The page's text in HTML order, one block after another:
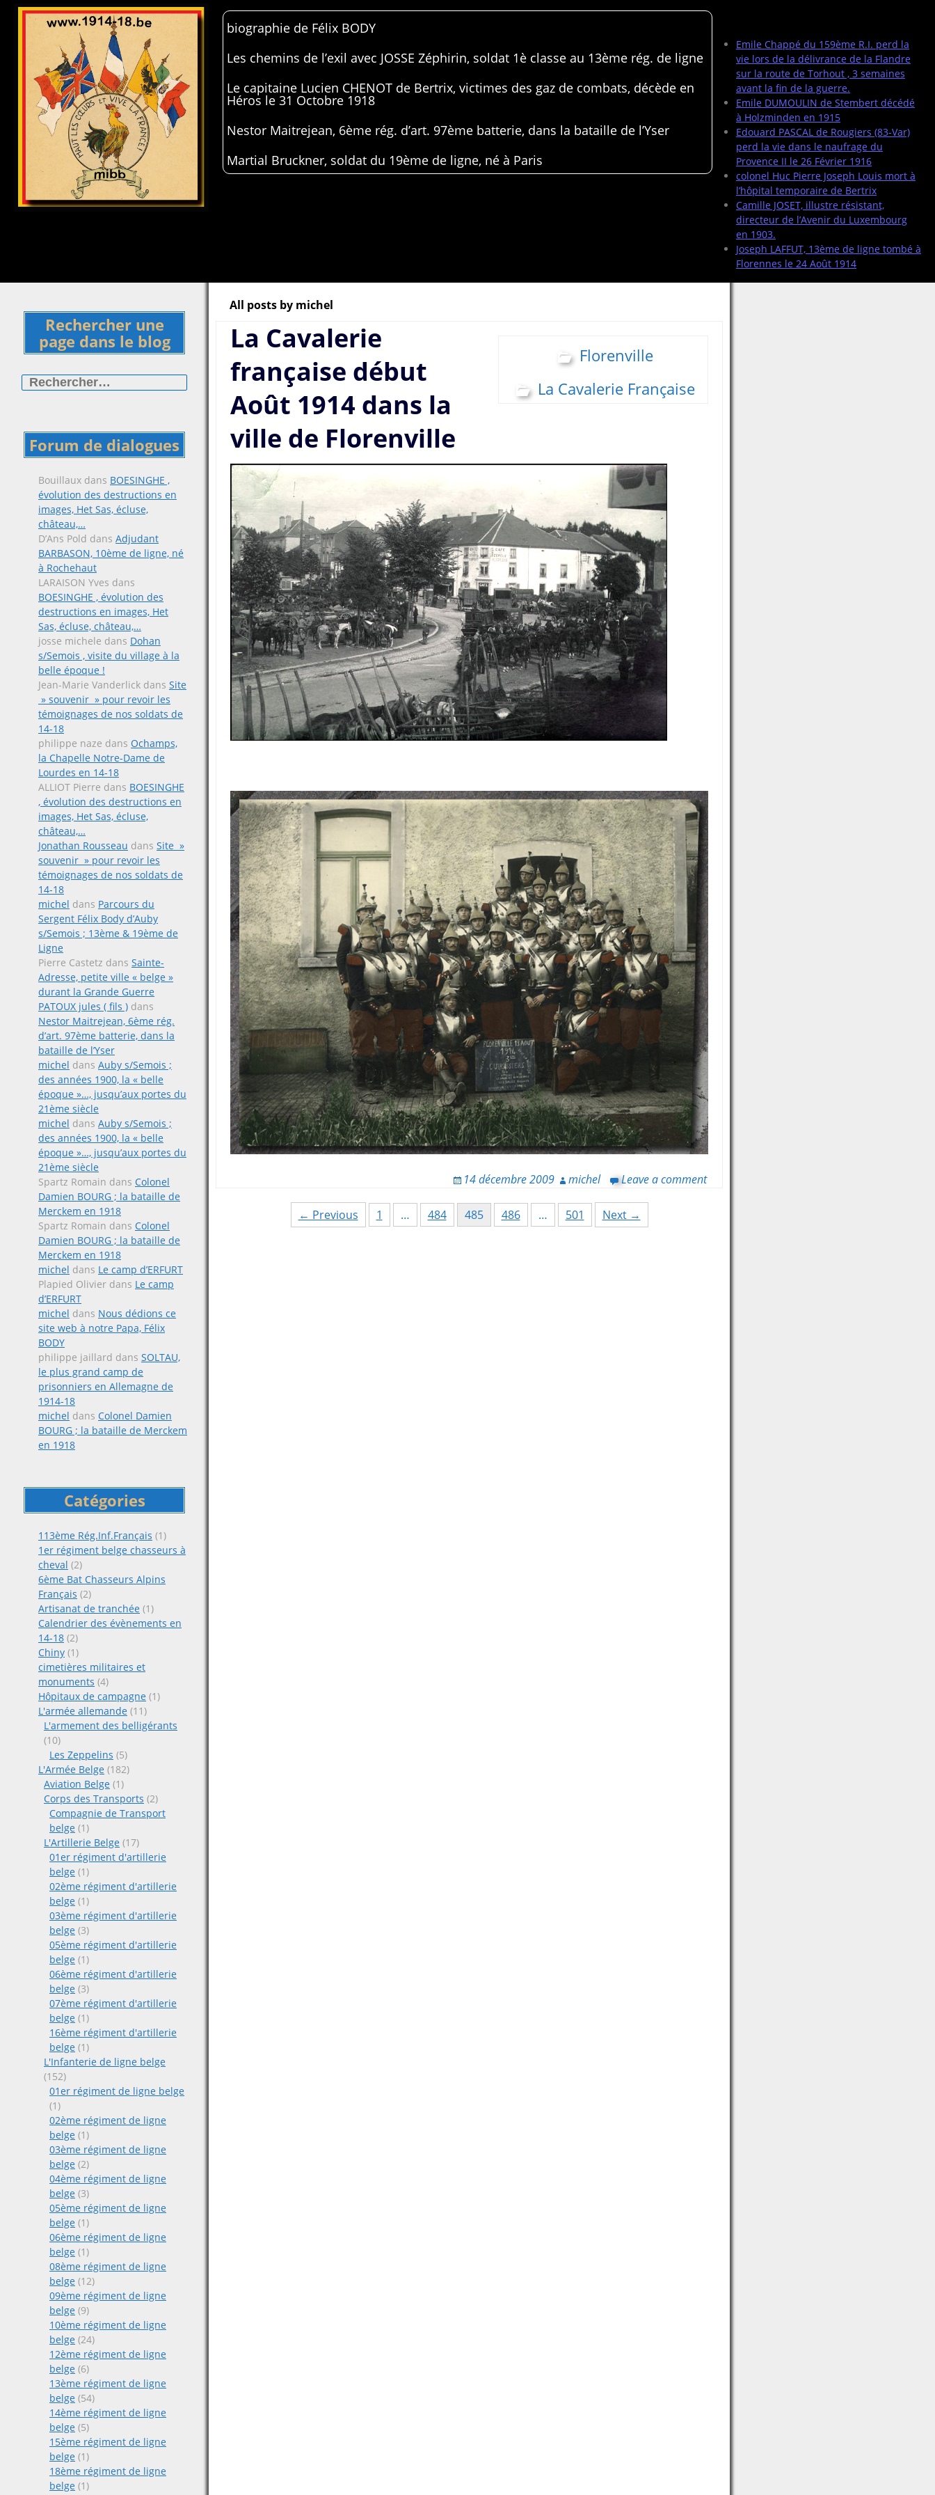
Emile Chappé du 159ème R.I. perd la
vie lors de la délivrance de la Flandre
sur la route de Torhout , 3 semaines
avant la fin de la guerre.
Emile DUMOULIN de Stembert décédé
à Holzminden en 1915
Edouard PASCAL de Rougiers (83-Var)
perd la vie dans le naufrage du
Provence II le 26 Février 1916
colonel Huc Pierre Joseph Louis mort à
l’hôpital temporaire de Bertrix
Camille JOSET, illustre résistant,
directeur de l’Avenir du Luxembourg
en 1903.
Joseph LAFFUT, 13ème de ligne tombé à
Florennes le 24 Août 1914
biographie de Félix BODY
Les chemins de l’exil avec JOSSE Zéphirin, soldat 1è classe au 13ème rég. de ligne
Le capitaine Lucien CHENOT de Bertrix, victimes des gaz de combats, décède en
Héros le 31 Octobre 1918
Nestor Maitrejean, 6ème rég. d’art. 97ème batterie, dans la bataille de l’Yser
Martial Bruckner, soldat du 19ème de ligne, né à Paris
Rechercher une
page dans le blog
Forum de dialogues
Bouillaux dans BOESINGHE ,
évolution des destructions en
images, Het Sas, écluse,
château,…
D’Ans Pold dans Adjudant
BARBASON, 10ème de ligne, né
à Rochehaut
LARAISON Yves dans
BOESINGHE , évolution des
destructions en images, Het
Sas, écluse, château,…
josse michele dans Dohan
s/Semois , visite du village à la
belle époque !
Jean-Marie Vanderlick dans Site
» souvenir » pour revoir les
témoignages de nos soldats de
14-18
philippe naze dans Ochamps,
la Chapelle Notre-Dame de
Lourdes en 14-18
ALLIOT Pierre dans BOESINGHE
, évolution des destructions en
images, Het Sas, écluse,
château,…
Jonathan Rousseau dans Site »
souvenir » pour revoir les
témoignages de nos soldats de
14-18
michel dans Parcours du
Sergent Félix Body d’Auby
s/Semois ; 13ème & 19ème de
Ligne
Pierre Castetz dans Sainte-
Adresse, petite ville « belge »
durant la Grande Guerre
PATOUX jules ( fils ) dans
Nestor Maitrejean, 6ème rég.
d’art. 97ème batterie, dans la
bataille de l’Yser
michel dans Auby s/Semois ;
des années 1900, la « belle
époque »…, jusqu’aux portes du
21ème siècle
michel dans Auby s/Semois ;
des années 1900, la « belle
époque »…, jusqu’aux portes du
21ème siècle
Spartz Romain dans Colonel
Damien BOURG ; la bataille de
Merckem en 1918
Spartz Romain dans Colonel
Damien BOURG ; la bataille de
Merckem en 1918
michel dans Le camp d’ERFURT
Plapied Olivier dans Le camp
d’ERFURT
michel dans Nous dédions ce
site web à notre Papa, Félix
BODY
philippe jaillard dans SOLTAU,
le plus grand camp de
prisonniers en Allemagne de
1914-18
michel dans Colonel Damien
BOURG ; la bataille de Merckem
en 1918
Catégories
113ème Rég.Inf.Français (1)
1er régiment belge chasseurs à
cheval (2)
6ème Bat Chasseurs Alpins
Français (2)
Artisanat de tranchée (1)
Calendrier des évènements en
14-18 (2)
Chiny (1)
cimetières militaires et
monuments (4)
Hôpitaux de campagne (1)
L'armée allemande (11)
L'armement des belligérants
(10)
Les Zeppelins (5)
L'Armée Belge (182)
Aviation Belge (1)
Corps des Transports (2)
Compagnie de Transport
belge (1)
L'Artillerie Belge (17)
01er régiment d'artillerie
belge (1)
02ème régiment d'artillerie
belge (1)
03ème régiment d'artillerie
belge (3)
05ème régiment d'artillerie
belge (1)
06ème régiment d'artillerie
belge (3)
07ème régiment d'artillerie
belge (1)
16ème régiment d'artillerie
belge (1)
L'Infanterie de ligne belge
(152)
01er régiment de ligne belge
(1)
02ème régiment de ligne
belge (1)
03ème régiment de ligne
belge (2)
04ème régiment de ligne
belge (3)
05ème régiment de ligne
belge (1)
06ème régiment de ligne
belge (1)
08ème régiment de ligne
belge (12)
09ème régiment de ligne
belge (9)
10ème régiment de ligne
belge (24)
12ème régiment de ligne
belge (6)
13ème régiment de ligne
belge (54)
14ème régiment de ligne
belge (5)
15ème régiment de ligne
belge (1)
18ème régiment de ligne
belge (1)
All posts by michel
Florenville
La Cavalerie Française
La Cavalerie
française début
Août 1914 dans la
ville de Florenville
14 décembre 2009 michel Leave a comment
← Previous 1 … 484 485 486 … 501 Next →